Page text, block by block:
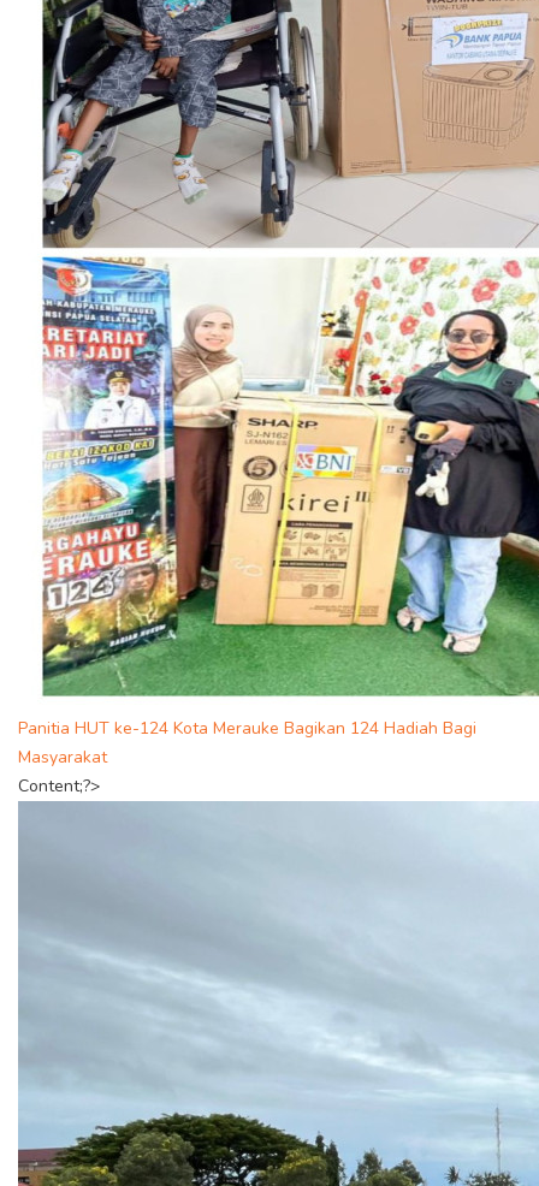
Panitia HUT ke-124 Kota Merauke Bagikan 124 Hadiah Bagi
Masyarakat
Content;?>